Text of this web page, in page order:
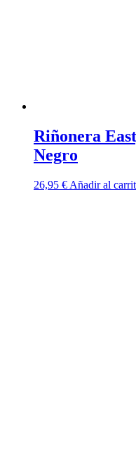
Riñonera
Negro
26,95 € Añadir al